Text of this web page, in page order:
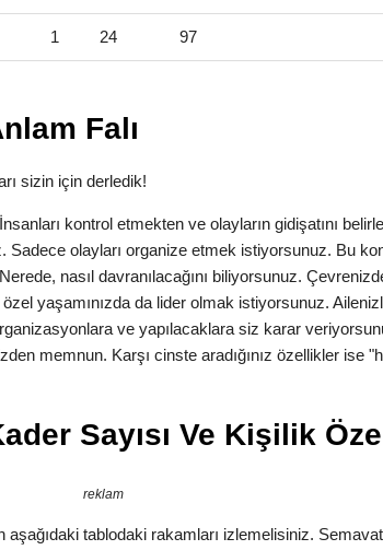
1 24 97
Falı
sizin için derledik!
kontrol etmekten ve olayların gidişatını
Sadece olayları organize etmek istiyorsunuz. Bu
nasıl davranılacağını biliyorsunuz.
yaşamınızda da lider olmak istiyorsunuz.
ve yapılacaklara siz karar
memnun. Karşı cinste aradığınız özellikler ise
Sayısı Ve Kişilik
reklam
aşağıdaki tablodaki rakamları izlemelisiniz.